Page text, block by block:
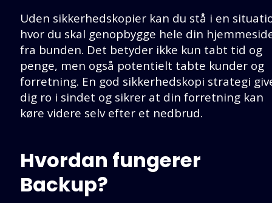
Uden sikkerhedskopier kan du stå i en
hvor du skal genopbygge hele din
fra bunden. Det betyder ikke kun tabt tid og
penge, men også potentielt tabte kunder og
forretning. En god sikkerhedskopi strategi
dig ro i sindet og sikrer at din forretning kan
køre videre selv efter et nedbrud.
Hvordan fungerer
Backup?